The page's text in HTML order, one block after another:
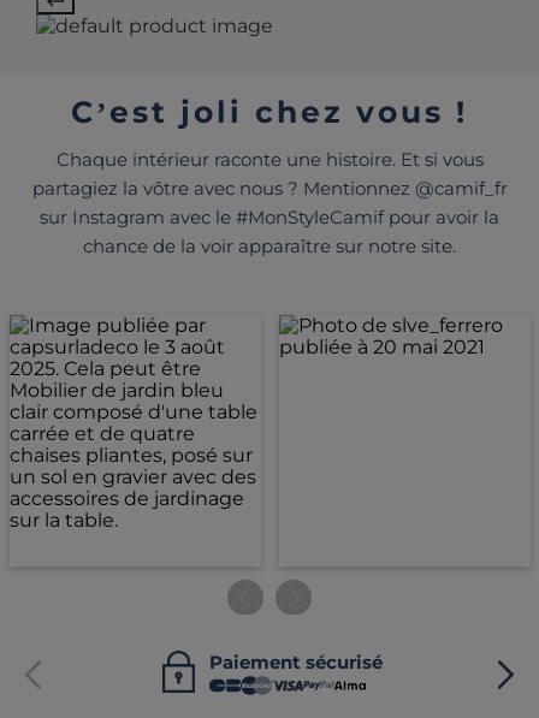
C’est joli chez vous !
Chaque intérieur raconte une histoire. Et si vous
partagiez la vôtre avec nous ? Mentionnez @camif_fr
sur Instagram avec le #MonStyleCamif pour avoir la
chance de la voir apparaître sur notre site.
Paiement sécurisé